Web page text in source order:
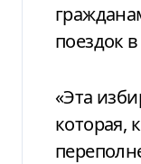
поездок
«Эта
которая,